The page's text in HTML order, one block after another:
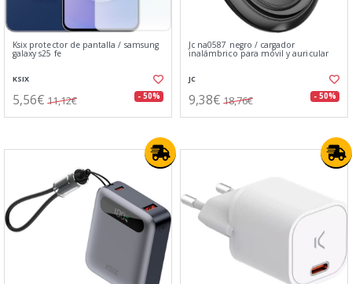
Ksix protector de pantalla / samsung
galaxy s25 fe
KSIX
5,56€ 11,12€ - 50%
Jc na0587 negro / cargador
inalámbrico para móvil y auricular
JC
9,38€ 18,76€ - 50%